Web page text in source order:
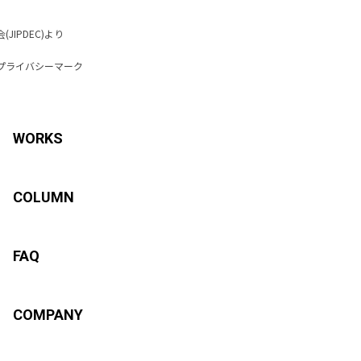
より
ライバシーマーク
WORKS
COLUMN
FAQ
COMPANY